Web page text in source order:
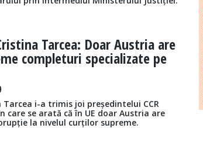
Tarcea: Doar Austria are
completuri specializate pe
i-a trimis joi președintelui CCR
care se arată că în UE doar Austria are
la nivelul curților supreme.